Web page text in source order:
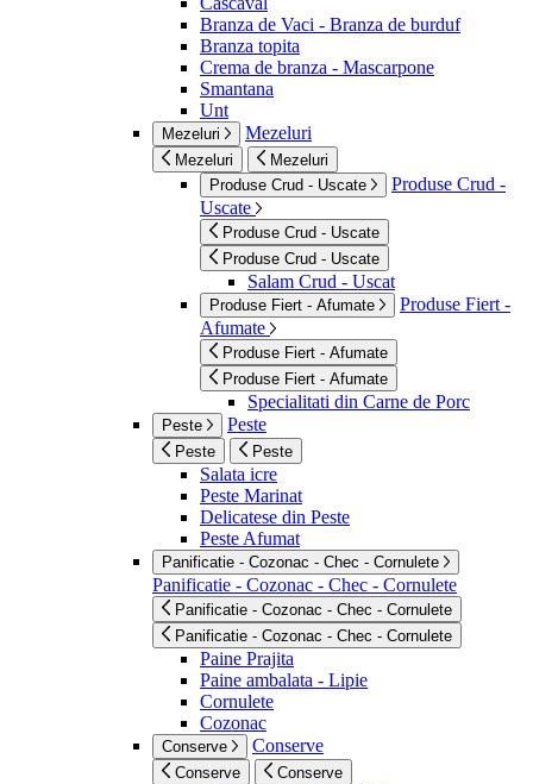
Branza de Vaci - Branza de burduf
Branza topita
Crema de branza - Mascarpone
Smantana
Unt
Mezeluri Mezeluri
Mezeluri
Mezeluri
Produse Crud - Uscate
Produse Crud -
Uscate
Produse Crud - Uscate
Produse Crud - Uscate
Salam Crud - Uscat
Produse Fiert - Afumate
Produse Fiert -
Afumate
Produse Fiert - Afumate
Produse Fiert - Afumate
Specialitati din Carne de Porc
Peste Peste
Peste Peste
Salata icre
Peste Marinat
Delicatese din Peste
Peste Afumat
Panificatie - Cozonac - Chec - Cornulete
Panificatie - Cozonac - Chec - Cornulete
Panificatie - Cozonac - Chec - Cornulete
Panificatie - Cozonac - Chec - Cornulete
Paine Prajita
Paine ambalata - Lipie
Cornulete
Cozonac
Conserve Conserve
Conserve Conserve